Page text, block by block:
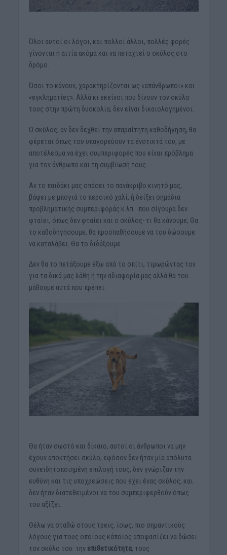
Όλοι αυτοί οι λόγοι, και πολλοί άλλοι, πολλές φορές
γίνονται η αιτία ακόμα και να πεταχτεί ο σκύλος στο
δρόμο.
Όσοι το κάνουν, χαρακτηρίζονται ως «απάνθρωποι» και
«εγκληματίες». Αλλά κι εκείνοι που δίνουν τον σκύλο
τους στην πρώτη δυσκολία, δεν είναι δικαιολογημένοι.
Ο σκύλος, αν δεν δεχθεί την απαραίτητη καθοδήγηση, θα
φέρεται όπως του υπαγορεύουν τα ένστικτά του, με
αποτέλεσμα να έχει συμπεριφορές που είναι πρόβλημα
για τον άνθρωπο και τη συμβίωσή τους.
Αν το παιδάκι μας σπάσει το πανάκριβο κινητό μας,
βάψει με μπογιά το περσικό χαλί, ή δείξει σημάδια
προβληματικής συμπεριφοράς κ.λπ. -που σίγουρα δεν
φταίει, όπως δεν φταίει και ο σκύλος- τι θα κάνουμε; Θα
το καθοδηγήσουμε, θα προσπαθήσουμε να του δώσουμε
να καταλάβει. Θα το διδάξουμε.
Δεν θα το πετάξουμε έξω από το σπίτι, τιμωρώντας τον
για τα δικά μας λάθη ή την αδιαφορία μας αλλά θα του
μάθουμε αυτά που πρέπει.
Θα ήταν σωστό και δίκαιο, αυτοί οι άνθρωποι να μην
έχουν αποκτήσει σκύλο, εφόσον δεν ήταν μία απόλυτα
συνειδητοποιημένη επιλογή τους, δεν γνώριζαν την
ευθύνη και τις υποχρεώσεις που έχει ένας σκύλος, και
δεν ήταν διατεθειμένοι να του συμπεριφερθούν όπως
του αξίζει.
Θέλω να σταθώ στους τρεις, ίσως, πιο σημαντικούς
λόγους για τους οποίους κάποιος αποφασίζει να δώσει
τον σκύλο του: την επιθετικότητα, τους